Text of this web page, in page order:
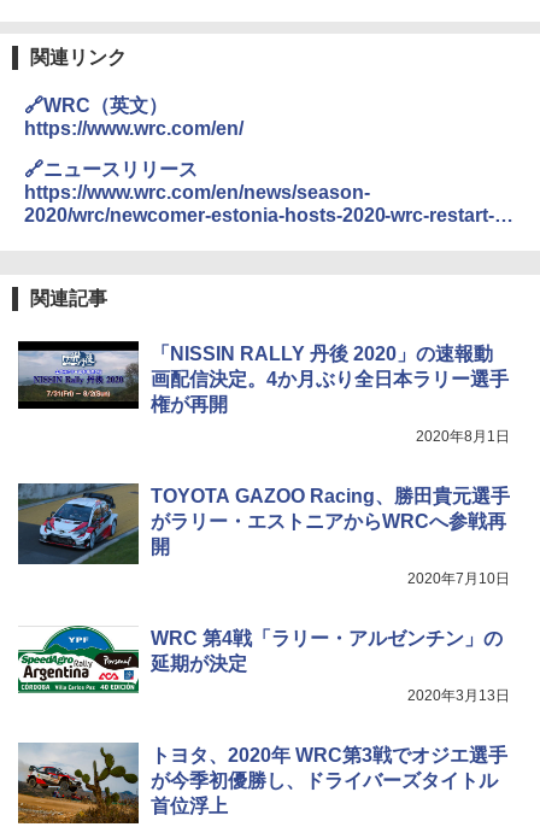
関連リンク
🔗WRC（英文）
https://www.wrc.com/en/
🔗ニュースリリース
https://www.wrc.com/en/news/season-
2020/wrc/newcomer-estonia-hosts-2020-wrc-restart-
関連記事
「NISSIN RALLY 丹後 2020」の速報動
画配信決定。4か月ぶり全日本ラリー選手
権が再開
2020年8月1日
TOYOTA GAZOO Racing、勝田貴元選手
がラリー・エストニアからWRCへ参戦再
開
2020年7月10日
WRC 第4戦「ラリー・アルゼンチン」の
延期が決定
2020年3月13日
トヨタ、2020年 WRC第3戦でオジエ選手
が今季初優勝し、ドライバーズタイトル
首位浮上